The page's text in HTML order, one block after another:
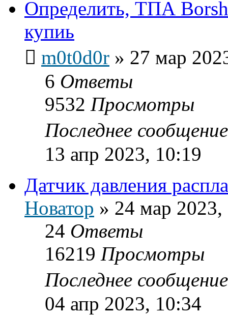
Определить, ТПА
купиь
m0t0d0r » 27 мар
6 Ответы
9532 Просмотры
Последнее
13 апр 2023, 10:19
Датчик давления
Новатор » 24 мар 2023,
24 Ответы
16219 Просмотры
Последнее
04 апр 2023, 10:34